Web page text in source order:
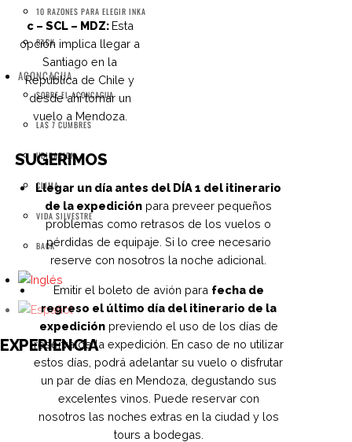
c – SCL – MDZ: Esta
opción implica llegar a
Santiago en la
República de Chile y
desde ahí tomar un
vuelo a Mendoza.
SUGERIMOS
Llegar un día antes del DÍA 1 del itinerario
de la expedición para preveer pequeños
problemas como retrasos de los vuelos o
pérdidas de equipaje. Si lo cree necesario
reserve con nosotros la noche adicional.
Emitir el boleto de avión para fecha de
regreso el último día del itinerario de la
expediciónpreviendo el uso de los días de
reserva de la expedición. En caso de no utilizar
estos días, podrá adelantar su vuelo o disfrutar
un par de días en Mendoza, degustando sus
excelentes vinos. Puede reservar con
nosotros las noches extras en la ciudad y los
tours a bodegas.
10 RAZONES PARA ELEGIR INKA
BACK
ACONCAGUA
SOBRE EL ACONCAGUA
LAS 7 CUMBRES
UBICACION
CLIMA
VIDA SILVESTRE
BACK
EXPERIENCIA